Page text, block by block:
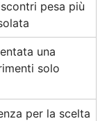
pesa più
una
solo
per la scelta